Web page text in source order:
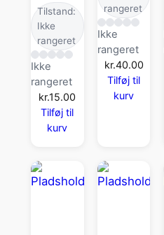
Tilstand:
Ikke
rangeret
Ikke
rangeret
kr.15.00
Tilføj til
kurv
rangeret
Ikke
rangeret
kr.40.00
Tilføj til
kurv